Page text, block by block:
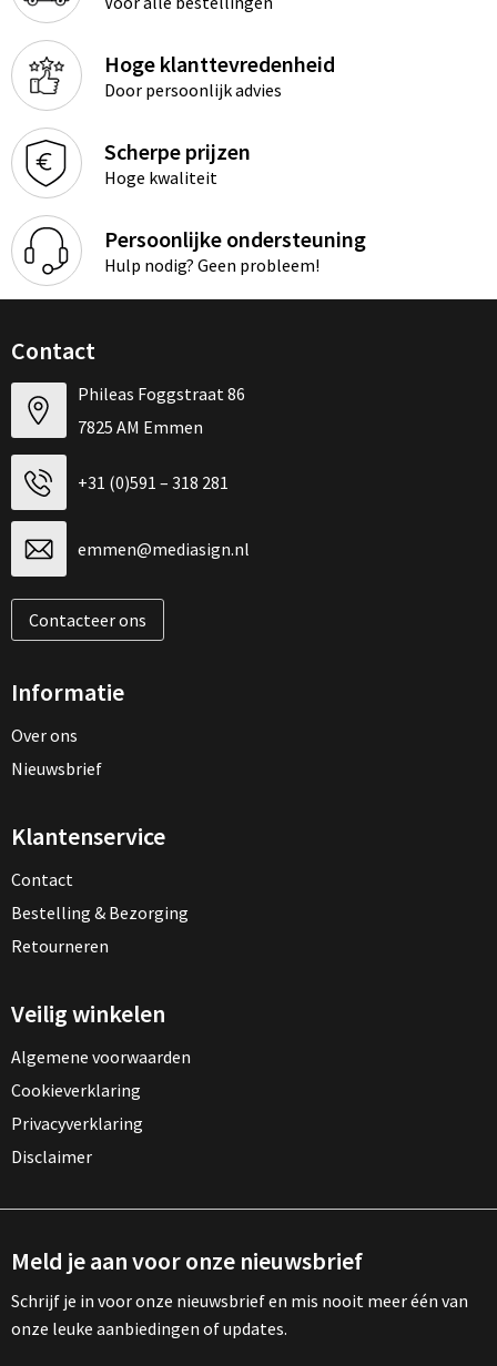
Hoge klanttevredenheid
Door persoonlijk advies
Scherpe prijzen
Hoge kwaliteit
Persoonlijke ondersteuning
Hulp nodig? Geen probleem!
Contact
Phileas Foggstraat 86
7825 AM Emmen
+31 (0)591 – 318 281
emmen@mediasign.nl
Contacteer ons
Informatie
Over ons
Nieuwsbrief
Klantenservice
Contact
Bestelling & Bezorging
Retourneren
Veilig winkelen
Algemene voorwaarden
Cookieverklaring
Privacyverklaring
Disclaimer
Meld je aan voor onze nieuwsbrief
Schrijf je in voor onze nieuwsbrief en mis nooit meer één van
onze leuke aanbiedingen of updates.